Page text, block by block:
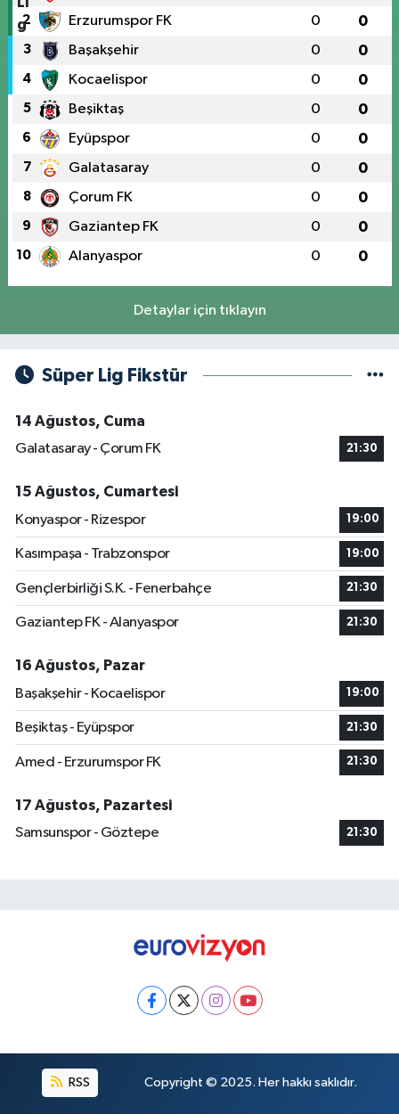
2 Erzurumspor FK 0 0
3 Başakşehir 0 0
4 Kocaelispor 0 0
5 Beşiktaş 0 0
6 Eyüpspor 0 0
7 Galatasaray 0 0
8 Çorum FK 0 0
9 Gaziantep FK 0 0
10 Alanyaspor 0 0
Detaylar için tıklayın
Süper Lig Fikstür
14 Ağustos, Cuma
Galatasaray - Çorum FK
21:30
15 Ağustos, Cumartesi
Konyaspor - Rizespor
19:00
Kasımpaşa - Trabzonspor 19:00
Gençlerbirliği S.K. - Fenerbahçe 21:30
Gaziantep FK - Alanyaspor 21:30
16 Ağustos, Pazar
Başakşehir - Kocaelispor
19:00
Beşiktaş - Eyüpspor 21:30
Amed - Erzurumspor FK 21:30
17 Ağustos, Pazartesi
Samsunspor - Göztepe
21:30
RSS Copyright © 2025. Her hakkı saklıdır.